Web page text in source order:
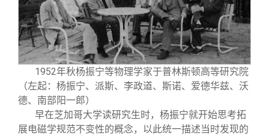
1952年秋杨振宁等物理学家于普林斯顿高等研究院
（左起：杨振宁、派斯、李政道、斯诺、爱德华兹、沃
德、南部阳一郎）
早在芝加哥大学读研究生时，杨振宁就开始思考拓
展电磁学规范不变性的概念，以此统一描述当时发现的